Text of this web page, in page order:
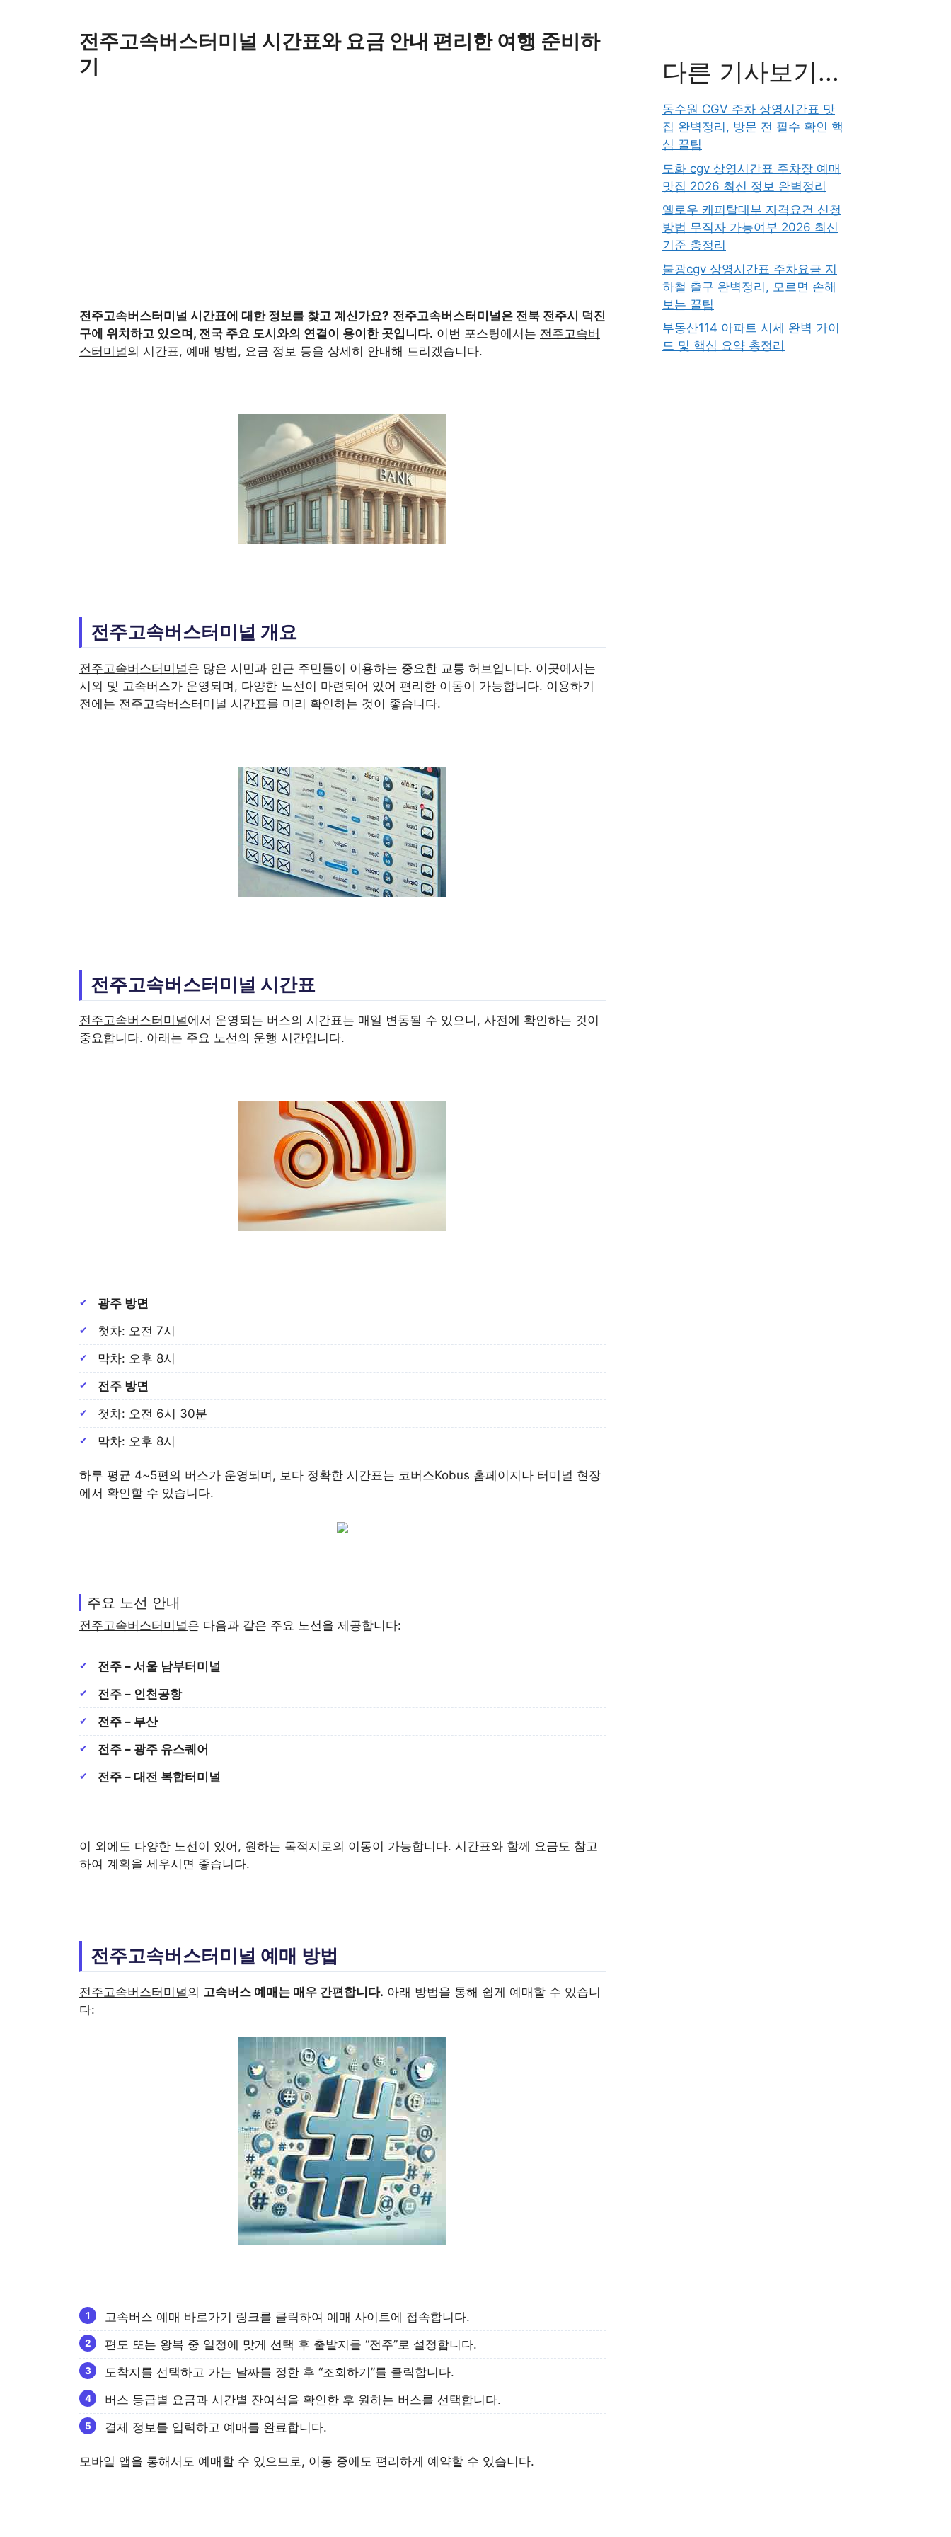
전주고속버스터미널 시간표와 요금 안내 편리한 여행 준비하
기
전주고속버스터미널 시간표에 대한 정보를 찾고 계신가요? 전주고속버스터미널은 전북 전주시 덕진
구에 위치하고 있으며, 전국 주요 도시와의 연결이 용이한 곳입니다. 이번 포스팅에서는 전주고속버
스터미널의 시간표, 예매 방법, 요금 정보 등을 상세히 안내해 드리겠습니다.
전주고속버스터미널 개요
전주고속버스터미널은 많은 시민과 인근 주민들이 이용하는 중요한 교통 허브입니다. 이곳에서는
시외 및 고속버스가 운영되며, 다양한 노선이 마련되어 있어 편리한 이동이 가능합니다. 이용하기
전에는 전주고속버스터미널 시간표를 미리 확인하는 것이 좋습니다.
전주고속버스터미널 시간표
전주고속버스터미널에서 운영되는 버스의 시간표는 매일 변동될 수 있으니, 사전에 확인하는 것이
중요합니다. 아래는 주요 노선의 운행 시간입니다.
광주 방면
첫차: 오전 7시
막차: 오후 8시
전주 방면
첫차: 오전 6시 30분
막차: 오후 8시
하루 평균 4~5편의 버스가 운영되며, 보다 정확한 시간표는 코버스Kobus 홈페이지나 터미널 현장
에서 확인할 수 있습니다.
주요 노선 안내
전주고속버스터미널은 다음과 같은 주요 노선을 제공합니다:
전주 – 서울 남부터미널
전주 – 인천공항
전주 – 부산
전주 – 광주 유스퀘어
전주 – 대전 복합터미널
이 외에도 다양한 노선이 있어, 원하는 목적지로의 이동이 가능합니다. 시간표와 함께 요금도 참고
하여 계획을 세우시면 좋습니다.
전주고속버스터미널 예매 방법
전주고속버스터미널의 고속버스 예매는 매우 간편합니다. 아래 방법을 통해 쉽게 예매할 수 있습니
다:
고속버스 예매 바로가기 링크를 클릭하여 예매 사이트에 접속합니다.
편도 또는 왕복 중 일정에 맞게 선택 후 출발지를 “전주”로 설정합니다.
도착지를 선택하고 가는 날짜를 정한 후 “조회하기”를 클릭합니다.
버스 등급별 요금과 시간별 잔여석을 확인한 후 원하는 버스를 선택합니다.
결제 정보를 입력하고 예매를 완료합니다.
모바일 앱을 통해서도 예매할 수 있으므로, 이동 중에도 편리하게 예약할 수 있습니다.
다른 기사보기...
동수원 CGV 주차 상영시간표 맛
집 완벽정리, 방문 전 필수 확인 핵
심 꿀팁
도화 cgv 상영시간표 주차장 예매
맛집 2026 최신 정보 완벽정리
옐로우 캐피탈대부 자격요건 신청
방법 무직자 가능여부 2026 최신
기준 총정리
불광cgv 상영시간표 주차요금 지
하철 출구 완벽정리, 모르면 손해
보는 꿀팁
부동산114 아파트 시세 완벽 가이
드 및 핵심 요약 총정리